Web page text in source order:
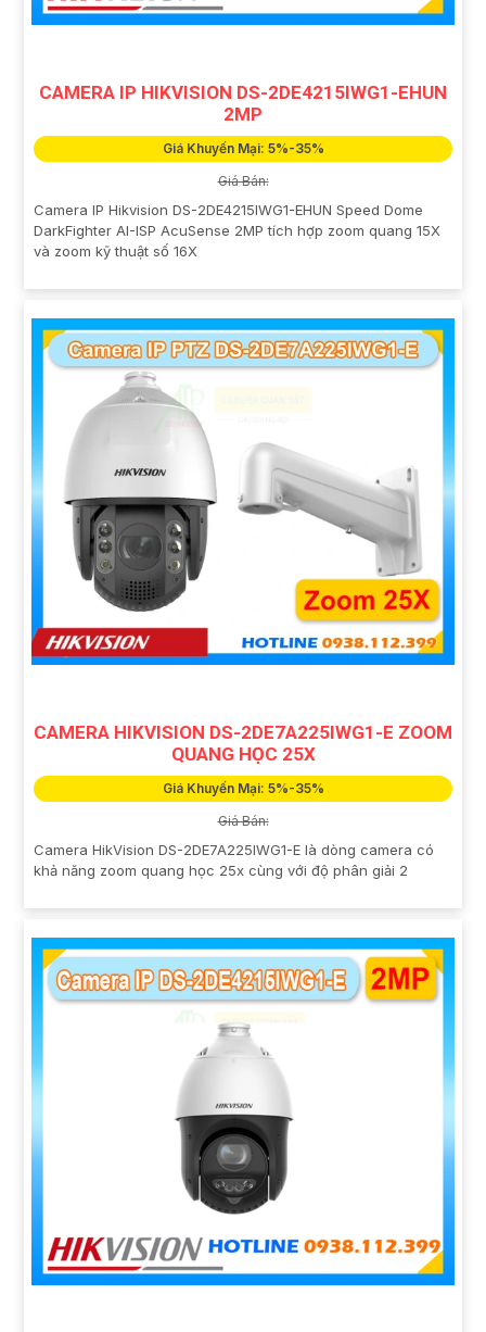
CAMERA IP HIKVISION DS-2DE4215IWG1-EHUN
2MP
Giá Khuyến Mại: 5%-35%
Giá Bán:
Camera IP Hikvision DS-2DE4215IWG1-EHUN Speed Dome
DarkFighter AI-ISP AcuSense 2MP tích hợp zoom quang 15X
và zoom kỹ thuật số 16X
CAMERA HIKVISION DS-2DE7A225IWG1-E ZOOM
QUANG HỌC 25X
Giá Khuyến Mại: 5%-35%
Giá Bán:
Camera HikVision DS-2DE7A225IWG1-E là dòng camera có
khả năng zoom quang học 25x cùng với độ phân giải 2